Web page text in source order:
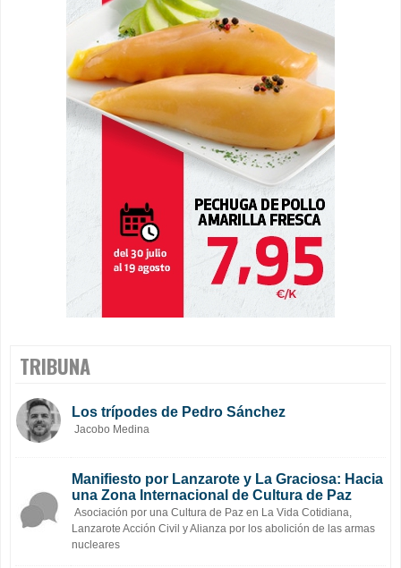
TRIBUNA
Los trípodes de Pedro Sánchez
Jacobo Medina
Manifiesto por Lanzarote y La Graciosa: Hacia
una Zona Internacional de Cultura de Paz
Asociación por una Cultura de Paz en La Vida Cotidiana,
Lanzarote Acción Civil y Alianza por los abolición de las armas
nucleares